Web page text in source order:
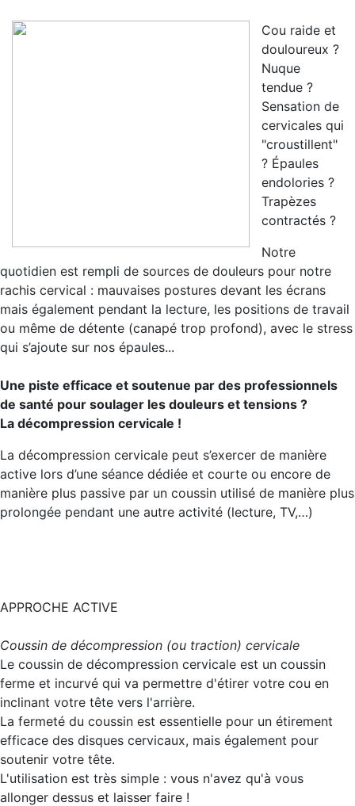
Cou raide et
douloureux ?
Nuque
tendue ?
Sensation de
cervicales qui
"croustillent"
? Épaules
endolories ?
Trapèzes
contractés ?
Notre
quotidien est rempli de sources de douleurs pour notre
rachis cervical : mauvaises postures devant les écrans
mais également pendant la lecture, les positions de travail
ou même de détente (canapé trop profond), avec le stress
qui s’ajoute sur nos épaules...
Une piste efficace et soutenue par des professionnels
de santé pour soulager les douleurs et tensions ?
La décompression cervicale !
La décompression cervicale peut s’exercer de manière
active lors d’une séance dédiée et courte ou encore de
manière plus passive par un coussin utilisé de manière plus
prolongée pendant une autre activité (lecture, TV,…)
APPROCHE ACTIVE
Coussin de décompression (ou traction) cervicale
Le coussin de décompression cervicale est un coussin
ferme et incurvé qui va permettre d'étirer votre cou en
inclinant votre tête vers l'arrière.
La fermeté du coussin est essentielle pour un étirement
efficace des disques cervicaux, mais également pour
soutenir votre tête.
L'utilisation est très simple : vous n'avez qu'à vous
allonger dessus et laisser faire !